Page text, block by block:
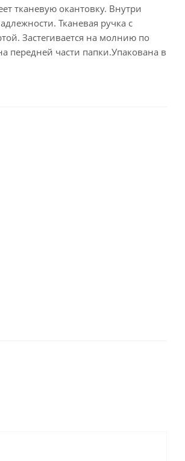
тканевую окантовку. Внутри
Тканевая ручка с
Застегивается на молнию по
передней части папки.Упакована в